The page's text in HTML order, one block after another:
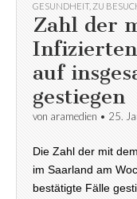
GESUNDHEIT, ZU
Zahl der
auf
gestiegen
von aramedien • 25.
Die Zahl der mit
im Saarland am
bestätigte Fälle